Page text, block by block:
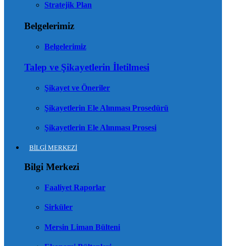
Stratejik Plan
Belgelerimiz
Belgelerimiz
Talep ve Şikayetlerin İletilmesi
Şikayet ve Öneriler
Şikayetlerin Ele Alınması Prosedürü
Şikayetlerin Ele Alınması Prosesi
BİLGİ MERKEZİ
Bilgi Merkezi
Faaliyet Raporlar
Sirküler
Mersin Liman Bülteni